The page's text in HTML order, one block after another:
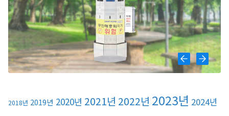
2018년 2019년 2020년 2021년 2022년 2023년 2024년